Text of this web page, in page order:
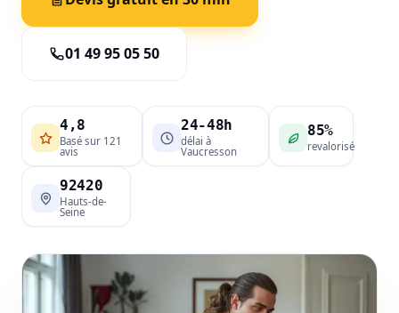
01 49 95 05 50
4,8
Basé sur 121
avis
24-48h
délai à
Vaucresson
85%
revalorisé
92420
Hauts-de-
Seine